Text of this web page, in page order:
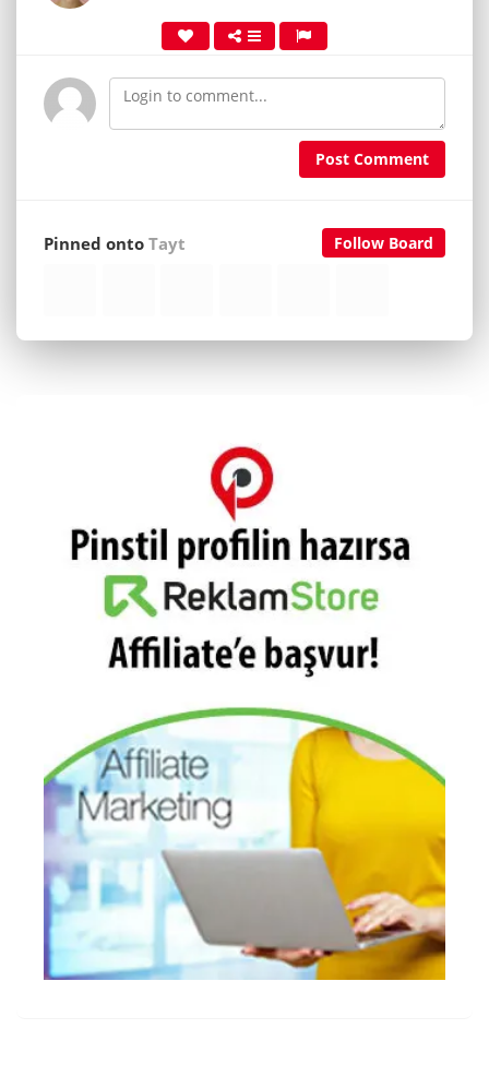
Post Comment
Follow Board
Pinned ontoTayt